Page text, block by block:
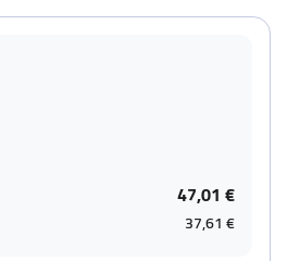
47,01 €
37,61 €